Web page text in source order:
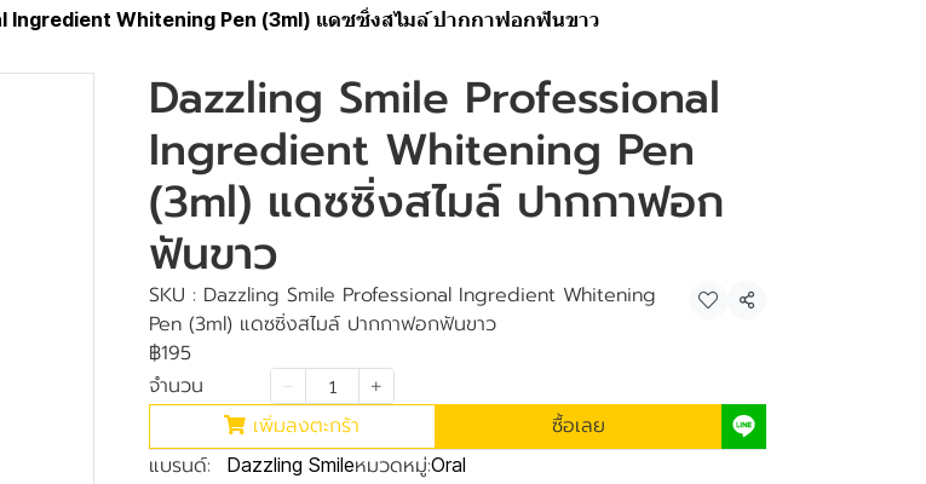
Ingredient Whitening Pen (3ml) แดซซิ่งสไมล์ ปากกาฟอกฟันขาว
Dazzling Smile Professional
Ingredient Whitening Pen
(3ml) แดซซิ่งสไมล์ ปากกาฟอก
ฟันขาว
SKU : Dazzling Smile Professional Ingredient Whitening
Pen (3ml) แดซซิ่งสไมล์ ปากกาฟอกฟันขาว
แชร์
฿195
จำนวน
เพิ่มลงตะกร้า
ซื้อเลย
แบรนด์:
Dazzling Smileหมวดหมู่:Oral